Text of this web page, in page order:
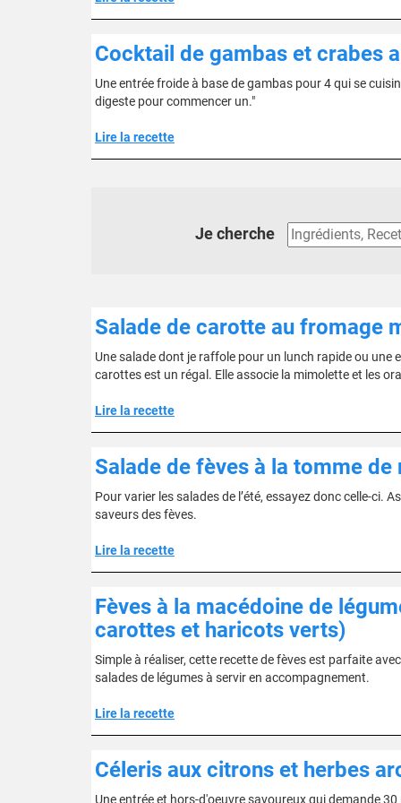
Cocktail de gambas et crabes
Une entrée froide à base de gambas pour 4 qui se
digeste pour commencer un."
Lire la recette
Je cherche
Salade de carotte au fromage
Une salade dont je raffole pour un lunch rapide ou une
carottes est un régal. Elle associe la mimolette et les
Lire la recette
Salade de fèves à la tomme de
Pour varier les salades de l’été, essayez donc celle-ci.
saveurs des fèves.
Lire la recette
Fèves à la macédoine de
carottes et haricots verts)
Simple à réaliser, cette recette de fèves est parfaite
salades de légumes à servir en accompagnement.
Lire la recette
Céleris aux citrons et herbes
Une entrée et hors-d'oeuvre savoureux qui demande